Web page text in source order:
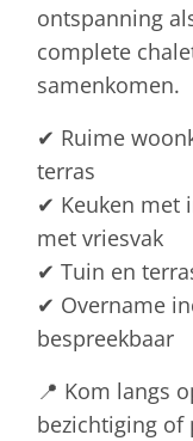
ontspanning
complete
samenkomen.
✔ Ruime
terras
✔ Keuken met
met vriesvak
✔ Tuin en
✔ Overname
bespreekbaar
📍 Kom langs
bezichtiging of